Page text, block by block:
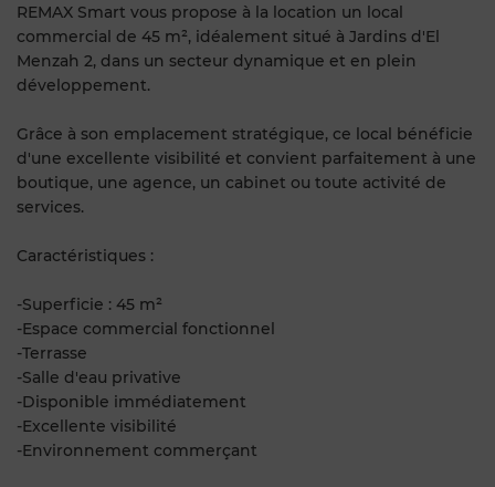
REMAX Smart vous propose à la location un local
commercial de 45 m², idéalement situé à Jardins d'El
Menzah 2, dans un secteur dynamique et en plein
développement.
Grâce à son emplacement stratégique, ce local bénéficie
d'une excellente visibilité et convient parfaitement à une
boutique, une agence, un cabinet ou toute activité de
services.
Caractéristiques :
-Superficie : 45 m²
-Espace commercial fonctionnel
-Terrasse
-Salle d'eau privative
-Disponible immédiatement
-Excellente visibilité
-Environnement commerçant